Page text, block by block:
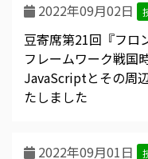
2022年09月02日
豆寄席第21回『フロ
フレームワーク戦国
JavaScriptとその周
たしました
2022年09月01日